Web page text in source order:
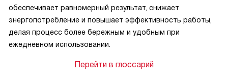
обеспечивает равномерный результат, снижает
энергопотребление и повышает эффективность работы,
делая процесс более бережным и удобным при
ежедневном использовании.
Перейти в глоссарий